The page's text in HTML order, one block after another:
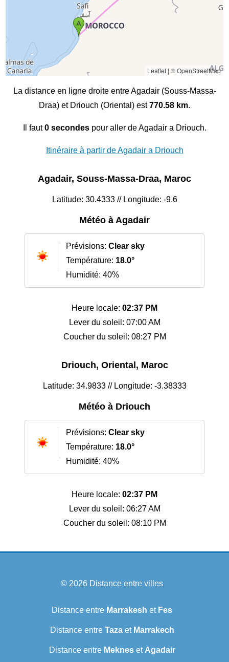
Leaflet| © OpenStreetMap
La distance en ligne droite entre Agadair (Souss-Massa-
Draa) et Driouch (Oriental) est770.58 km.
Il faut0 secondespour aller de Agadair a Driouch.
Itinéraire à partir de Agadair a Driouch
Agadair, Souss-Massa-Draa, Maroc
Latitude: 30.4333 // Longitude: -9.6
Météo à Agadair
Prévisions: Clear sky
Température: 18.0°
Humidité: 40%
Heure locale: 02:37 PM
Lever du soleil: 07:00 AM
Coucher du soleil: 08:27 PM
Driouch, Oriental, Maroc
Latitude: 34.9833 // Longitude: -3.38333
Météo à Driouch
Prévisions: Clear sky
Température: 18.0°
Humidité: 40%
Heure locale: 02:37 PM
Lever du soleil: 06:27 AM
Coucher du soleil: 08:10 PM
© 2026 Distance entre villes
Distance entre Marrakesh et Fes
Distance entre Tazaet Marrakech
Distance entre Mekneset Agadair